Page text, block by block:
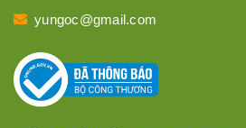
yungoc@gmail.com